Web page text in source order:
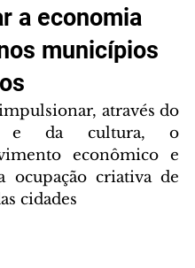
a economia
municípios
através do
e da cultura, o
econômico e
ocupação criativa de
cidades